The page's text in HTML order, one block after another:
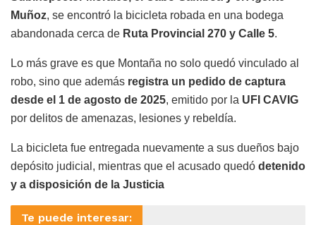
Muñoz, se encontró la bicicleta robada en una bodega
abandonada cerca de Ruta Provincial 270 y Calle 5.
Lo más grave es que Montaña no solo quedó vinculado al
robo, sino que además registra un pedido de captura
desde el 1 de agosto de 2025, emitido por la UFI CAVIG
por delitos de amenazas, lesiones y rebeldía.
La bicicleta fue entregada nuevamente a sus dueños bajo
depósito judicial, mientras que el acusado quedó detenido
y a disposición de la Justicia
Te puede interesar: